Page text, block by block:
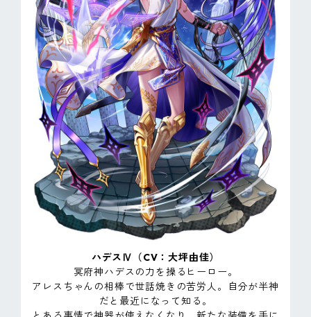
ハデスⅣ（CV：大坪由佳）
冥府神ハデスの力を操るヒーロー。
アレスちゃんの相棒で世話焼きの苦労人。自分が半神
だと最近になって知る。